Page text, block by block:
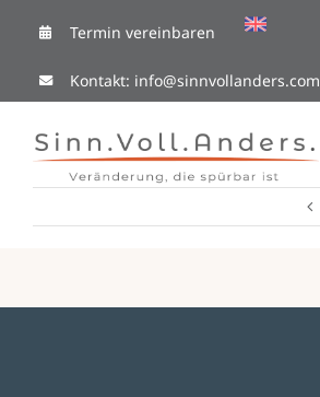
content
Kontakt: info@sinnvollanders.com
Termin vereinbaren